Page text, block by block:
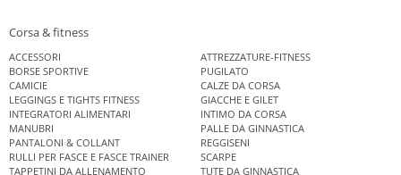
Corsa & fitness
ACCESSORI
ATTREZZATURE-FITNESS
BORSE SPORTIVE
PUGILATO
CAMICIE
CALZE DA CORSA
LEGGINGS E TIGHTS FITNESS
GIACCHE E GILET
INTEGRATORI ALIMENTARI
INTIMO DA CORSA
MANUBRI
PALLE DA GINNASTICA
PANTALONI & COLLANT
REGGISENI
RULLI PER FASCE E FASCE TRAINER
SCARPE
TAPPETINI DA ALLENAMENTO
TUTE DA GINNASTICA